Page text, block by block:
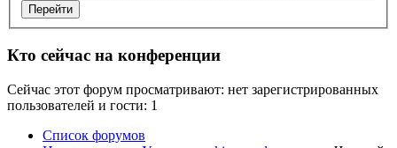
Кто сейчас на конференции
Сейчас этот форум просматривают: нет зарегистрированных
пользователей и гости: 1
Список форумов